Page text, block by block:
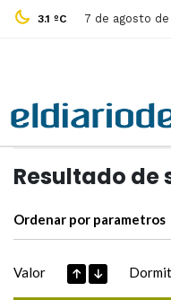
3.1 ºC 7 de agosto
Resultado de
Ordenar por parametros
Valor